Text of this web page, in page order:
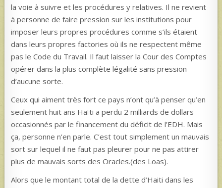
la voie à suivre et les procédures y relatives. Il ne revient
à personne de faire pression sur les institutions pour
imposer leurs propres procédures comme s’ils étaient
dans leurs propres factories où ils ne respectent même
pas le Code du Travail. Il faut laisser la Cour des Comptes
opérer dans la plus complète légalité sans pression
d’aucune sorte.
Ceux qui aiment très fort ce pays n’ont qu’à penser qu’en
seulement huit ans Haïti a perdu 2 milliards de dollars
occasionnés par le financement du déficit de l’EDH. Mais
ça, personne n’en parle. C’est tout simplement un mauvais
sort sur lequel il ne faut pas pleurer pour ne pas attirer
plus de mauvais sorts des Oracles.(des Loas).
Alors que le montant total de la dette d’Haiti dans les